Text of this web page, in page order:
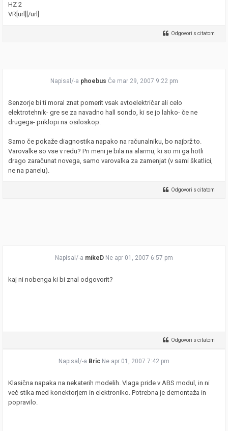
HZ 2
VR[url][/url]
Odgovori s citatom
Napisal/-a phoebus Če mar 29, 2007 9:22 pm
Senzorje bi ti moral znat pomerit vsak avtoelektričar ali celo
elektrotehnik- gre se za navadno hall sondo, ki se jo lahko- če ne
drugega- priklopi na osiloskop.
Samo če pokaže diagnostika napako na računalniku, bo najbrž to.
Varovalke so vse v redu? Pri meni je bila na alarmu, ki so mi ga hotli
drago zaračunat novega, samo varovalka za zamenjat (v sami škatlici,
ne na panelu).
Odgovori s citatom
Napisal/-a mikeD Ne apr 01, 2007 6:57 pm
kaj ni nobenga ki bi znal odgovorit?
Odgovori s citatom
Napisal/-a Bric Ne apr 01, 2007 7:42 pm
Klasična napaka na nekaterih modelih. Vlaga pride v ABS modul, in ni
več stika med konektorjem in elektroniko. Potrebna je demontaža in
popravilo.